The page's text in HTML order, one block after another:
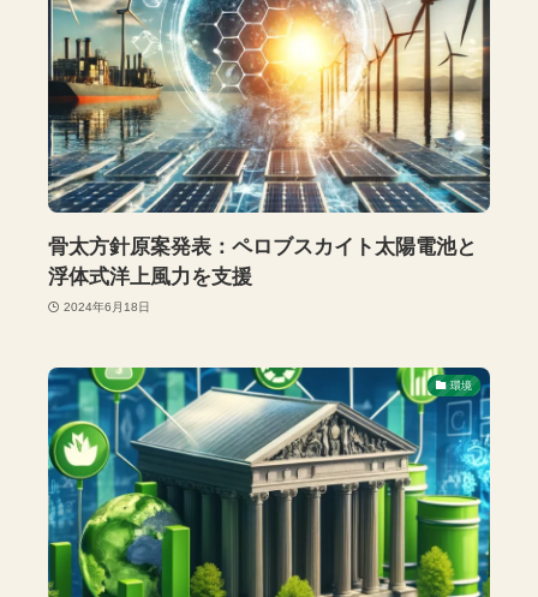
骨太方針原案発表：ペロブスカイト太陽電池と
浮体式洋上風力を支援
2024年6月18日
環境